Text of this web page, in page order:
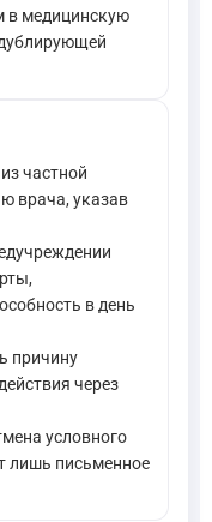
в медицинскую
частной
врача, указав
в день
причину
через
условного
лишь письменное